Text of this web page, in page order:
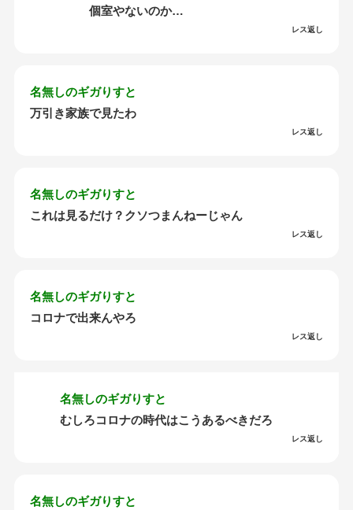
個室やないのか…
レス返し
名無しのギガりすと
万引き家族で見たわ
レス返し
名無しのギガりすと
これは見るだけ？クソつまんねーじゃん
レス返し
名無しのギガりすと
コロナで出来んやろ
レス返し
名無しのギガりすと
むしろコロナの時代はこうあるべきだろ
レス返し
名無しのギガりすと